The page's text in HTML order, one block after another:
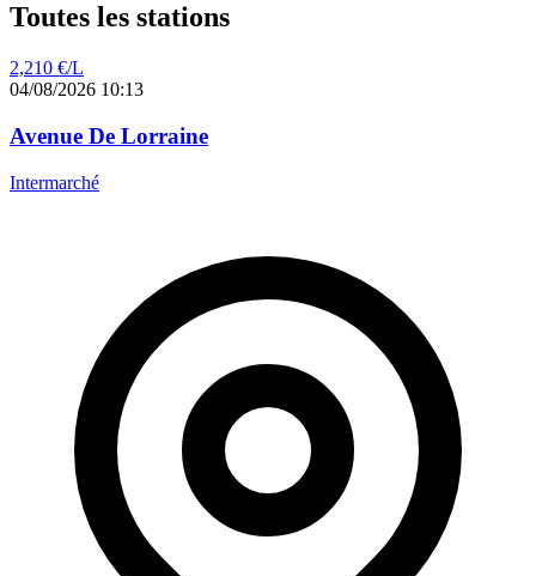
Toutes les stations
2,210 €/L
04/08/2026 10:13
Avenue De Lorraine
Intermarché